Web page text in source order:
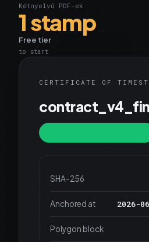
Kétnyelvű PDF-ek
1 stamp
Free tier
to start
CERTIFICATE OF
SHA-256
Anchored at 2026-
Polygon block